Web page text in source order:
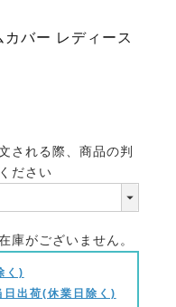
バー レディース
される際、商品の判
ださい
庫がございません。
く)
日出荷(休業日除く)